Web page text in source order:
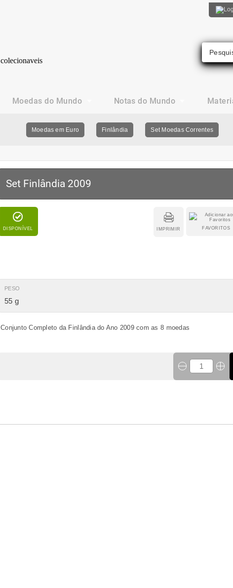
Moedas do Mundo Notas do Mundo
Moedas em Euro Finlândia Set Moedas Correntes
Set Finlândia 2009
DISPONÍVEL FAVORITOS
IMPRIMIR
PESO
55 g
Conjunto Completo da Finlândia do Ano 2009 com as 8 moedas